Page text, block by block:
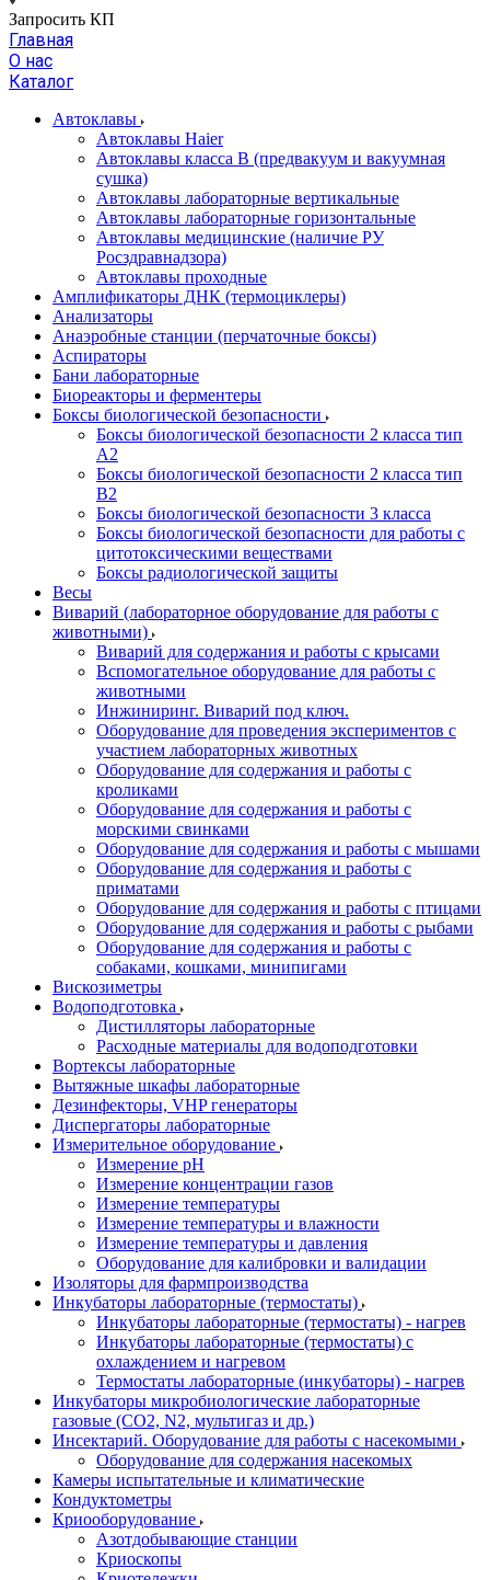
Запросить КП
Главная
О нас
Каталог
Автоклавы
Автоклавы Haier
Автоклавы класса B (предвакуум и вакуумная
сушка)
Автоклавы лабораторные вертикальные
Автоклавы лабораторные горизонтальные
Автоклавы медицинские (наличие РУ
Росздравнадзора)
Автоклавы проходные
Амплификаторы ДНК (термоциклеры)
Анализаторы
Анаэробные станции (перчаточные боксы)
Аспираторы
Бани лабораторные
Биореакторы и ферментеры
Боксы биологической безопасности
Боксы биологической безопасности 2 класса тип
A2
Боксы биологической безопасности 2 класса тип
B2
Боксы биологической безопасности 3 класса
Боксы биологической безопасности для работы с
цитотоксическими веществами
Боксы радиологической защиты
Весы
Виварий (лабораторное оборудование для работы с
животными)
Виварий для содержания и работы с крысами
Вспомогательное оборудование для работы с
животными
Инжиниринг. Виварий под ключ.
Оборудование для проведения экспериментов с
участием лабораторных животных
Оборудование для содержания и работы с
кроликами
Оборудование для содержания и работы с
морскими свинками
Оборудование для содержания и работы с мышами
Оборудование для содержания и работы с
приматами
Оборудование для содержания и работы с птицами
Оборудование для содержания и работы с рыбами
Оборудование для содержания и работы с
собаками, кошками, минипигами
Вискозиметры
Водоподготовка
Дистилляторы лабораторные
Расходные материалы для водоподготовки
Вортексы лабораторные
Вытяжные шкафы лабораторные
Дезинфекторы, VHP генераторы
Диспергаторы лабораторные
Измерительное оборудование
Измерение pH
Измерение концентрации газов
Измерение температуры
Измерение температуры и влажности
Измерение температуры и давления
Оборудование для калибровки и валидации
Изоляторы для фармпроизводства
Инкубаторы лабораторные (термостаты)
Инкубаторы лабораторные (термостаты) - нагрев
Инкубаторы лабораторные (термостаты) с
охлаждением и нагревом
Термостаты лабораторные (инкубаторы) - нагрев
Инкубаторы микробиологические лабораторные
газовые (CO2, N2, мультигаз и др.)
Инсектарий. Оборудование для работы с насекомыми
Оборудование для содержания насекомых
Камеры испытательные и климатические
Кондуктометры
Криооборудование
Азотдобывающие станции
Криоскопы